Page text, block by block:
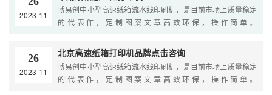
2023-11
博易创中小型高速纸箱流水线印刷机，是目前市场上质量稳定
的代表作，定制图案文章高效环保，操作简单。
26
2023-11
北京高速纸箱打印机品牌点击咨询
博易创中小型高速纸箱流水线印刷机，是目前市场上质量稳定
的代表作，定制图案文章高效环保，操作简单。